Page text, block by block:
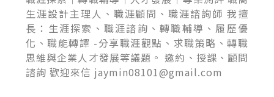
生涯設計主理人、職涯顧問、職涯諮詢師 我擅
長：生涯探索、職涯諮詢、轉職輔導、履歷優
化、職能轉譯 -分享職涯觀點、求職策略、轉職
思維與企業人才發展等議題。 邀約、授課、顧問
諮詢 歡迎來信 jaymin08101@gmail.com